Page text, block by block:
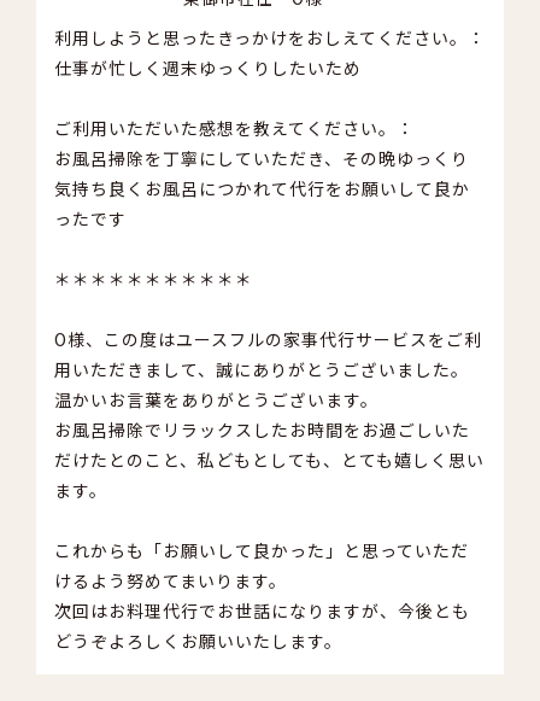
利用しようと思ったきっかけをおしえてください。：
仕事が忙しく週末ゆっくりしたいため
ご利用いただいた感想を教えてください。：
お風呂掃除を丁寧にしていただき、その晩ゆっくり
気持ち良くお風呂につかれて代行をお願いして良か
ったです
＊＊＊＊＊＊＊＊＊＊＊
O様、この度はユースフルの家事代行サービスをご利
用いただきまして、誠にありがとうございました。
温かいお言葉をありがとうございます。
お風呂掃除でリラックスしたお時間をお過ごしいた
だけたとのこと、私どもとしても、とても嬉しく思い
ます。
これからも「お願いして良かった」と思っていただ
けるよう努めてまいります。
次回はお料理代行でお世話になりますが、今後とも
どうぞよろしくお願いいたします。